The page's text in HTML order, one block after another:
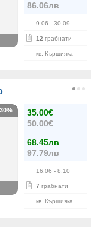
86.06лв
9.06 - 30.09
12 грабнати
кв. Кършияка
35.00€
50.00€
68.45лв
97.79лв
16.06 - 8.10
7 грабнати
кв. Кършияка